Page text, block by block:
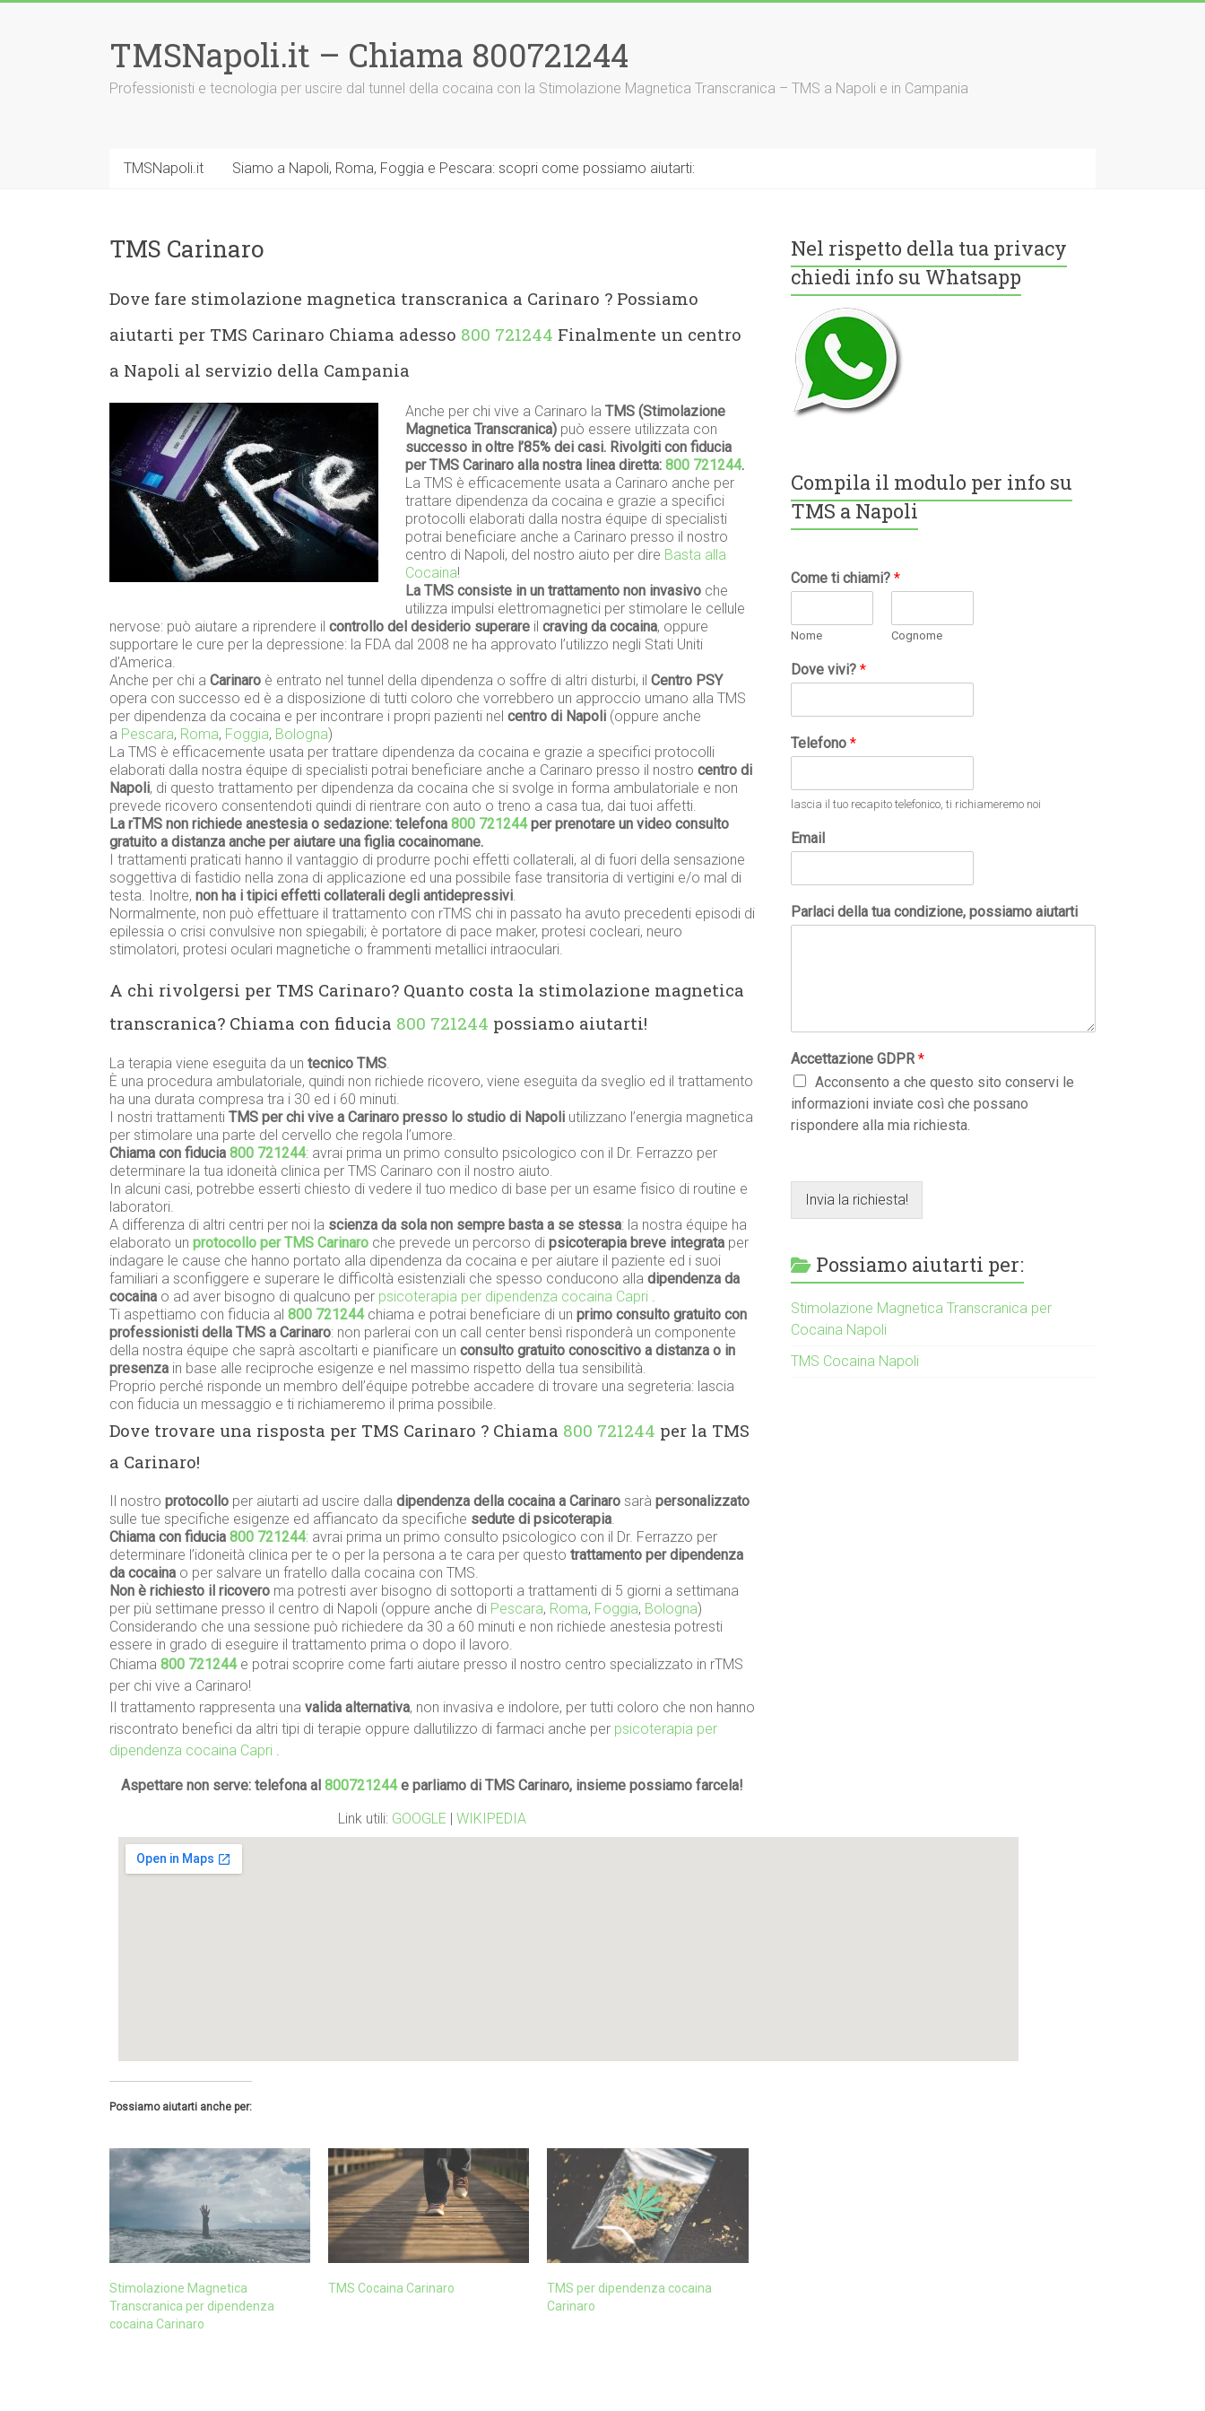
TMSNapoli.it – Chiama 800721244
Professionisti e tecnologia per uscire dal tunnel della cocaina con la Stimolazione Magnetica Transcranica – TMS a Napoli e in Campania
TMSNapoli.it Siamo a Napoli, Roma, Foggia e Pescara: scopri come possiamo aiutarti:
TMS Carinaro
Dove fare stimolazione magnetica transcranica a Carinaro ? Possiamo
aiutarti per TMS Carinaro Chiama adesso 800 721244 Finalmente un centro
a Napoli al servizio della Campania
Anche per chi vive a Carinaro la TMS (Stimolazione
Magnetica Transcranica) può essere utilizzata con
successo in oltre l’85% dei casi. Rivolgiti con fiducia
per TMS Carinaro alla nostra linea diretta: 800 721244.
La TMS è efficacemente usata a Carinaro anche per
trattare dipendenza da cocaina e grazie a specifici
protocolli elaborati dalla nostra équipe di specialisti
potrai beneficiare anche a Carinaro presso il nostro
centro di Napoli, del nostro aiuto per dire Basta alla
Cocaina!
La TMS consiste in un trattamento non invasivo che
utilizza impulsi elettromagnetici per stimolare le cellule
nervose: può aiutare a riprendere il controllo del desiderio superare il craving da cocaina, oppure
supportare le cure per la depressione: la FDA dal 2008 ne ha approvato l’utilizzo negli Stati Uniti
d’America.
Anche per chi a Carinaro è entrato nel tunnel della dipendenza o soffre di altri disturbi, il Centro PSY
opera con successo ed è a disposizione di tutti coloro che vorrebbero un approccio umano alla TMS
per dipendenza da cocaina e per incontrare i propri pazienti nel centro di Napoli (oppure anche
a Pescara, Roma, Foggia, Bologna)
La TMS è efficacemente usata per trattare dipendenza da cocaina e grazie a specifici protocolli
elaborati dalla nostra équipe di specialisti potrai beneficiare anche a Carinaro presso il nostro centro di
Napoli, di questo trattamento per dipendenza da cocaina che si svolge in forma ambulatoriale e non
prevede ricovero consentendoti quindi di rientrare con auto o treno a casa tua, dai tuoi affetti.
La rTMS non richiede anestesia o sedazione: telefona 800 721244per prenotare un video consulto
gratuito a distanza anche per aiutare una figlia cocainomane.
I trattamenti praticati hanno il vantaggio di produrre pochi effetti collaterali, al di fuori della sensazione
soggettiva di fastidio nella zona di applicazione ed una possibile fase transitoria di vertigini e/o mal di
testa. Inoltre, non ha i tipici effetti collaterali degli antidepressivi.
Normalmente, non può effettuare il trattamento con rTMS chi in passato ha avuto precedenti episodi di
epilessia o crisi convulsive non spiegabili; è portatore di pace maker, protesi cocleari, neuro
stimolatori, protesi oculari magnetiche o frammenti metallici intraoculari.
A chi rivolgersi per TMS Carinaro? Quanto costa la stimolazione magnetica
transcranica? Chiama con fiducia 800 721244 possiamo aiutarti!
La terapia viene eseguita da un tecnico TMS.
È una procedura ambulatoriale, quindi non richiede ricovero, viene eseguita da sveglio ed il trattamento
ha una durata compresa tra i 30 ed i 60 minuti.
I nostri trattamenti TMS per chi vive a Carinaro presso lo studio di Napoli utilizzano l’energia magnetica
per stimolare una parte del cervello che regola l’umore.
Chiama con fiducia 800 721244: avrai prima un primo consulto psicologico con il Dr. Ferrazzo per
determinare la tua idoneità clinica per TMS Carinaro con il nostro aiuto.
In alcuni casi, potrebbe esserti chiesto di vedere il tuo medico di base per un esame fisico di routine e
laboratori.
A differenza di altri centri per noi la scienza da sola non sempre basta a se stessa: la nostra équipe ha
elaborato un protocollo per TMS Carinaro che prevede un percorso di psicoterapia breve integrata per
indagare le cause che hanno portato alla dipendenza da cocaina e per aiutare il paziente ed i suoi
familiari a sconfiggere e superare le difficoltà esistenziali che spesso conducono alla dipendenza da
cocaina o ad aver bisogno di qualcuno per psicoterapia per dipendenza cocaina Capri .
Ti aspettiamo con fiducia al 800 721244chiama e potrai beneficiare di un primo consulto gratuito con
professionisti della TMS a Carinaro: non parlerai con un call center bensì risponderà un componente
della nostra équipe che saprà ascoltarti e pianificare un consulto gratuito conoscitivo a distanza o in
presenza in base alle reciproche esigenze e nel massimo rispetto della tua sensibilità.
Proprio perché risponde un membro dell’équipe potrebbe accadere di trovare una segreteria: lascia
con fiducia un messaggio e ti richiameremo il prima possibile.
Dove trovare una risposta per TMS Carinaro ? Chiama 800 721244 per la TMS
a Carinaro!
Il nostro protocollo per aiutarti ad uscire dalla dipendenza della cocaina a Carinaro sarà personalizzato
sulle tue specifiche esigenze ed affiancato da specifiche sedute di psicoterapia.
Chiama con fiducia 800 721244: avrai prima un primo consulto psicologico con il Dr. Ferrazzo per
determinare l’idoneità clinica per te o per la persona a te cara per questo trattamento per dipendenza
da cocaina o per salvare un fratello dalla cocaina con TMS.
Non è richiesto il ricovero ma potresti aver bisogno di sottoporti a trattamenti di 5 giorni a settimana
per più settimane presso il centro di Napoli (oppure anche di Pescara, Roma, Foggia, Bologna)
Considerando che una sessione può richiedere da 30 a 60 minuti e non richiede anestesia potresti
essere in grado di eseguire il trattamento prima o dopo il lavoro.
Chiama 800 721244e potrai scoprire come farti aiutare presso il nostro centro specializzato in rTMS
per chi vive a Carinaro!
Il trattamento rappresenta una valida alternativa, non invasiva e indolore, per tutti coloro che non hanno
riscontrato benefici da altri tipi di terapie oppure dallutilizzo di farmaci anche per psicoterapia per
dipendenza cocaina Capri .
Aspettare non serve: telefona al 800721244e parliamo di TMS Carinaro, insieme possiamo farcela!
Link utili: GOOGLE | WIKIPEDIA
Possiamo aiutarti anche per:
Stimolazione Magnetica
Transcranica per dipendenza
cocaina Carinaro
TMS Cocaina Carinaro
TMS per dipendenza cocaina
Carinaro
Nel rispetto della tua privacy
chiedi info su Whatsapp
Compila il modulo per info su
TMS a Napoli
Come ti chiami?*
Nome Cognome
Dove vivi?*
Telefono*
lascia il tuo recapito telefonico, ti richiameremo noi
Email
Parlaci della tua condizione, possiamo aiutarti
Accettazione GDPR*
Acconsento a che questo sito conservi le
informazioni inviate così che possano
rispondere alla mia richiesta.
Invia la richiesta!
Possiamo aiutarti per:
Stimolazione Magnetica Transcranica per
Cocaina Napoli
TMS Cocaina Napoli